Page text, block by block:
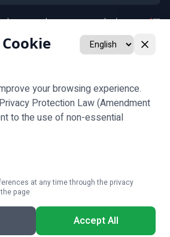
*אני מסכים/ה למדיניות הפרטיותוליצירת קשר
אני מאשר/ת קבלת חומרים שיווקיים ומבצעים
שים לב:אימות גיל נדרש לפני מילוי הטופס
עקבו אחרינו
בקשת מידע אישי
קבלו ייעוץ חינם!
your browsing experience.
Protection Law (Amendment
to the use of non-essential
at any time through the privacy
page
Accept All